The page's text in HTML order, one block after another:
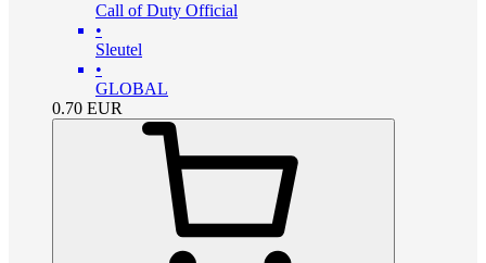
Call of Duty Official
•
Sleutel
•
GLOBAL
0.70 EUR